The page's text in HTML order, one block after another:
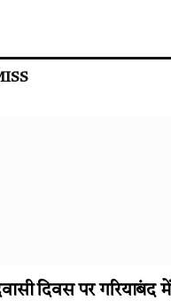
दिवस पर गरियाबंद में